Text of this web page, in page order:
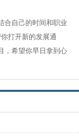
合自己的时间和职业
打开新的发展通
，希望你早日拿到心